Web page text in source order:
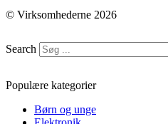
© Virksomhederne 2026
Search
Populære kategorier
Børn og unge